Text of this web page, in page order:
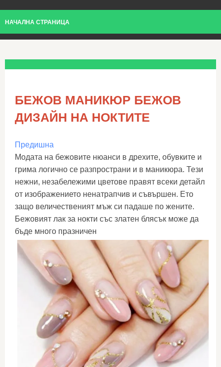
НАЧАЛНА СТРАНИЦА
БЕЖОВ МАНИКЮР БЕЖОВ
ДИЗАЙН НА НОКТИТЕ
Предишна
Модата на бежовите нюанси в дрехите, обувките и
грима логично се разпространи и в маникюра. Тези
нежни, незабележими цветове правят всеки детайл
от изображението ненатрапчив и съвършен. Ето
защо величественият мъж си падаше по жените.
Бежовият лак за нокти със златен блясък може да
бъде много празничен